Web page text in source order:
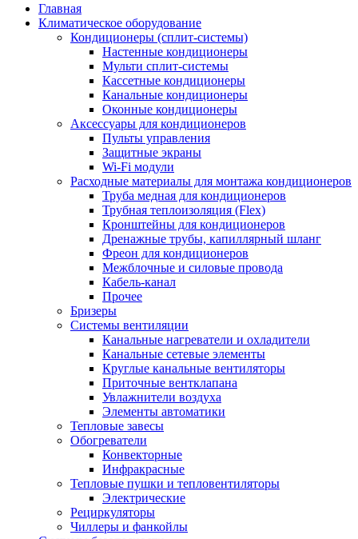
Главная
Климатическое оборудование
Кондиционеры (сплит-системы)
Настенные кондиционеры
Мульти сплит-системы
Кассетные кондиционеры
Канальные кондиционеры
Оконные кондиционеры
Аксессуары для кондиционеров
Пульты управления
Защитные экраны
Wi-Fi модули
Расходные материалы для монтажа кондиционеров
Труба медная для кондиционеров
Трубная теплоизоляция (Flex)
Кронштейны для кондиционеров
Дренажные трубы, капиллярный шланг
Фреон для кондиционеров
Межблочные и силовые провода
Кабель-канал
Прочее
Бризеры
Системы вентиляции
Канальные нагреватели и охладители
Канальные сетевые элементы
Круглые канальные вентиляторы
Приточные вентклапана
Увлажнители воздуха
Элементы автоматики
Тепловые завесы
Обогреватели
Конвекторные
Инфракрасные
Тепловые пушки и тепловентиляторы
Электрические
Рециркуляторы
Чиллеры и фанкойлы